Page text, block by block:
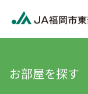
お部屋を探す